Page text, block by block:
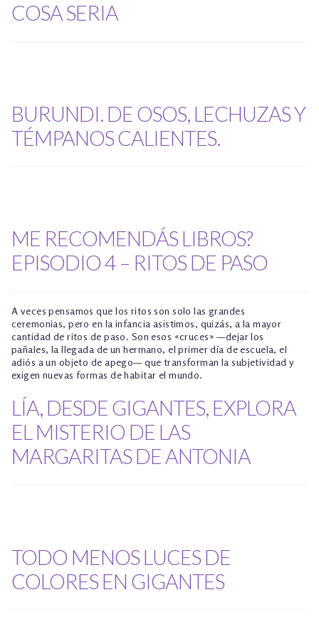
COSA SERIA
BURUNDI. DE OSOS, LECHUZAS Y
TÉMPANOS CALIENTES.
ME RECOMENDÁS LIBROS?
EPISODIO 4 – RITOS DE PASO
A veces pensamos que los ritos son solo las grandes
ceremonias, pero en la infancia asistimos, quizás, a la mayor
cantidad de ritos de paso. Son esos «cruces» —dejar los
pañales, la llegada de un hermano, el primer día de escuela, el
adiós a un objeto de apego— que transforman la subjetividad y
exigen nuevas formas de habitar el mundo.
LÍA, DESDE GIGANTES, EXPLORA
EL MISTERIO DE LAS
MARGARITAS DE ANTONIA
TODO MENOS LUCES DE
COLORES EN GIGANTES